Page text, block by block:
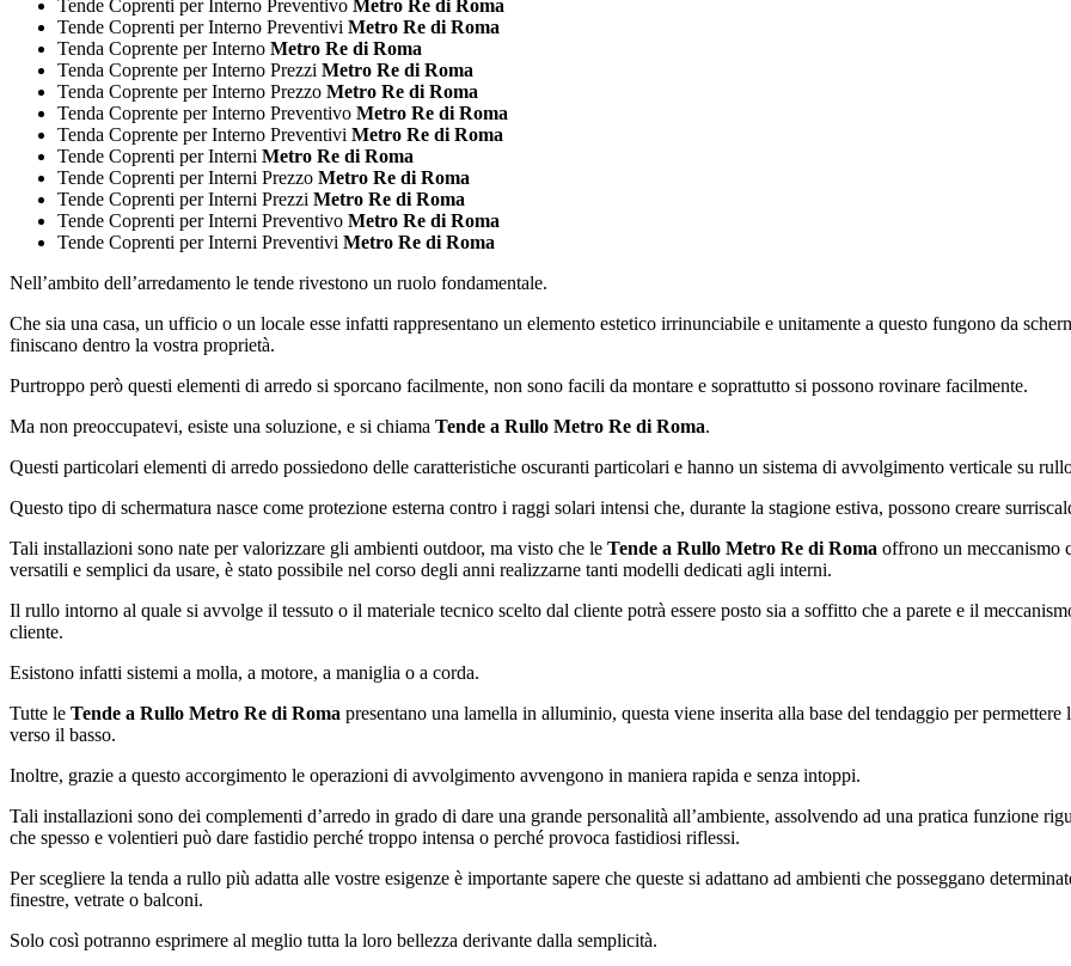
Tende Coprenti per Interno Preventivo Metro Re di Roma
Tende Coprenti per Interno Preventivi Metro Re di Roma
Tenda Coprente per Interno Metro Re di Roma
Tenda Coprente per Interno Prezzi Metro Re di Roma
Tenda Coprente per Interno Prezzo Metro Re di Roma
Tenda Coprente per Interno Preventivo Metro Re di Roma
Tenda Coprente per Interno Preventivi Metro Re di Roma
Tende Coprenti per Interni Metro Re di Roma
Tende Coprenti per Interni Prezzo Metro Re di Roma
Tende Coprenti per Interni Prezzi Metro Re di Roma
Tende Coprenti per Interni Preventivo Metro Re di Roma
Tende Coprenti per Interni Preventivi Metro Re di Roma
Nell’ambito dell’arredamento le tende rivestono un ruolo fondamentale.
Che sia una casa, un ufficio o un locale esse infatti rappresentano un elemento estetico irrinunciabile e unitamente a questo fungono da
finiscano dentro la vostra proprietà.
Purtroppo però questi elementi di arredo si sporcano facilmente, non sono facili da montare e soprattutto si possono rovinare facilmente.
Ma non preoccupatevi, esiste una soluzione, e si chiama Tende a Rullo Metro Re di Roma.
Questi particolari elementi di arredo possiedono delle caratteristiche oscuranti particolari e hanno un sistema di avvolgimento verticale su
Questo tipo di schermatura nasce come protezione esterna contro i raggi solari intensi che, durante la stagione estiva, possono creare
Tali installazioni sono nate per valorizzare gli ambienti outdoor, ma visto che le Tende a Rullo Metro Re di Roma offrono un meccanismo
versatili e semplici da usare, è stato possibile nel corso degli anni realizzarne tanti modelli dedicati agli interni.
Il rullo intorno al quale si avvolge il tessuto o il materiale tecnico scelto dal cliente potrà essere posto sia a soffitto che a parete e il
cliente.
Esistono infatti sistemi a molla, a motore, a maniglia o a corda.
Tutte le Tende a Rullo Metro Re di Roma presentano una lamella in alluminio, questa viene inserita alla base del tendaggio per
verso il basso.
Inoltre, grazie a questo accorgimento le operazioni di avvolgimento avvengono in maniera rapida e senza intoppi.
Tali installazioni sono dei complementi d’arredo in grado di dare una grande personalità all’ambiente, assolvendo ad una pratica funzione
che spesso e volentieri può dare fastidio perché troppo intensa o perché provoca fastidiosi riflessi.
Per scegliere la tenda a rullo più adatta alle vostre esigenze è importante sapere che queste si adattano ad ambienti che posseggano
finestre, vetrate o balconi.
Solo così potranno esprimere al meglio tutta la loro bellezza derivante dalla semplicità.